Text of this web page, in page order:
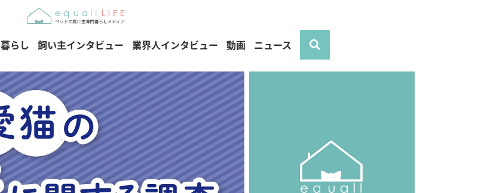
暮らし 飼い主インタビュー 業界人インタビュー 動画 ニュース